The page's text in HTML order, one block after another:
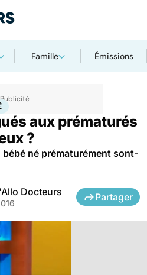
Famille Émissions
prématuré
aux prématurés
?
né prématurément sont-
Docteurs Partager